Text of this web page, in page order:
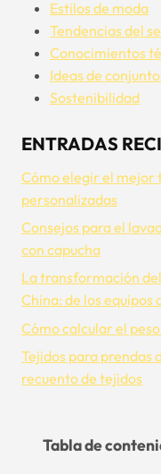
Estilos de moda
Tendencias del
Conocimientos
Ideas de
Sostenibilidad
ENTRADAS
Cómo elegir el mejor
personalizadas
Consejos para el
con capucha
La transformación
China: de los equipos
Cómo calcular el
Tejidos para prendas
recuento de tejidos
Tabla de